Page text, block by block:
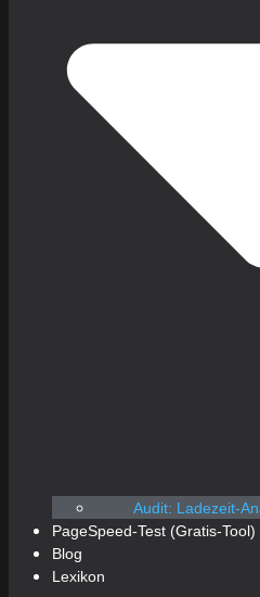
Audit: Ladezeit-
PageSpeed-Test (Gratis-Tool)
Blog
Lexikon